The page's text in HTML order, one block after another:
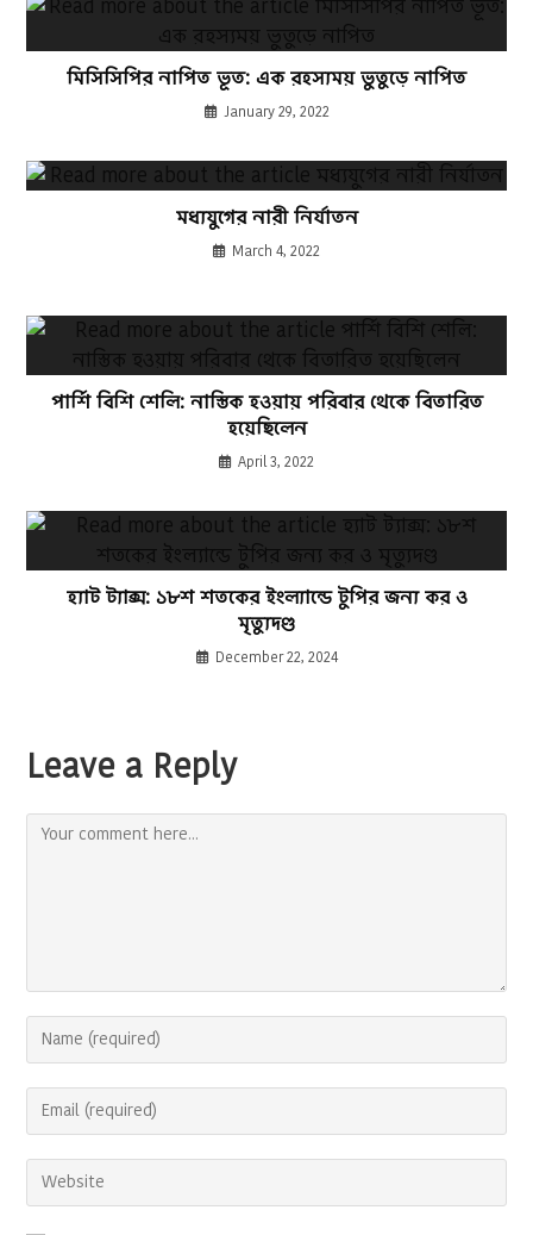
মিসিসিপির নাপিত ভূত: এক রহস্যময় ভুতুড়ে নাপিত
January 29, 2022
মধ্যযুগের নারী নির্যাতন
March 4, 2022
পার্শি বিশি শেলি: নাস্তিক হওয়ায় পরিবার থেকে বিতারিত
হয়েছিলেন
April 3, 2022
হ্যাট ট্যাক্স: ১৮শ শতকের ইংল্যান্ডে টুপির জন্য কর ও
মৃত্যুদণ্ড
December 22, 2024
Leave a Reply
Comment
your
username
comment
your
address
your